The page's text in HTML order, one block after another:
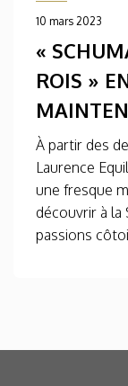
10 mars 2023
«
ROIS »
À partir des
Laurence
une fresque
découvrir à la
passions